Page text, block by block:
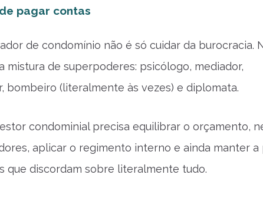
pagar contas
de condomínio não é só cuidar da burocracia.
mistura de superpoderes: psicólogo, mediador,
bombeiro (literalmente às vezes) e diplomata.
condominial precisa equilibrar o orçamento,
aplicar o regimento interno e ainda manter a
que discordam sobre literalmente tudo.